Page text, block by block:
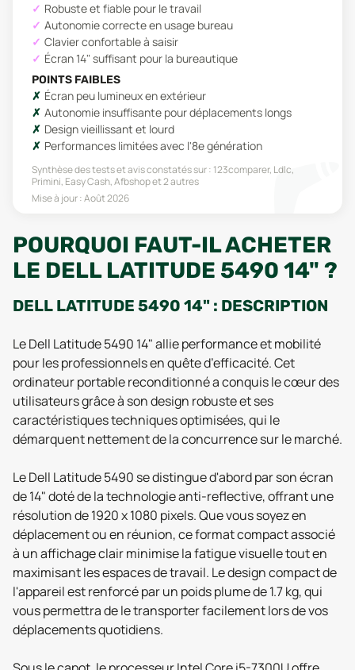
Robuste et fiable pour le travail
Autonomie correcte en usage bureau
Clavier confortable à saisir
Écran 14" suffisant pour la bureautique
POINTS FAIBLES
Écran peu lumineux en extérieur
Autonomie insuffisante pour déplacements longs
Design vieillissant et lourd
Performances limitées avec l'8e génération
Synthèse des tests et avis constatés sur : 123comparer, Ldlc,
Primini, Easy Cash, Afbshopet 2 autres
Mise à jour :Août 2026
POURQUOI FAUT-IL ACHETER
LE DELL LATITUDE 5490 14" ?
DELL LATITUDE 5490 14" : DESCRIPTION
Le Dell Latitude 5490 14" allie performance et mobilité
pour les professionnels en quête d’efficacité. Cet
ordinateur portable reconditionné a conquis le cœur des
utilisateurs grâce à son design robuste et ses
caractéristiques techniques optimisées, qui le
démarquent nettement de la concurrence sur le marché.
Le Dell Latitude 5490 se distingue d'abord par son écran
de 14" doté de la technologie anti-reflective, offrant une
résolution de 1920 x 1080 pixels. Que vous soyez en
déplacement ou en réunion, ce format compact associé
à un affichage clair minimise la fatigue visuelle tout en
maximisant les espaces de travail. Le design compact de
l'appareil est renforcé par un poids plume de 1.7 kg, qui
vous permettra de le transporter facilement lors de vos
déplacements quotidiens.